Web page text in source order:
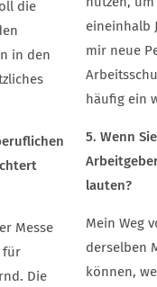
die
in den
Messe
für
Die
eineinhalb
mir neue
häufig ein
5. Wenn
lauten?
Mein Weg
derselben
können,